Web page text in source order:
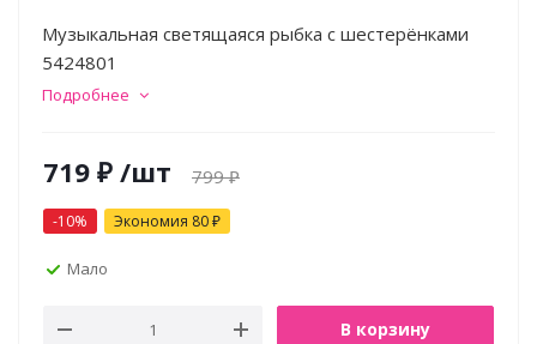
Музыкальная светящаяся рыбка с шестерёнками
5424801
Подробнее
719 ₽ /шт 799₽
-10% Экономия 80₽
Мало
В корзину